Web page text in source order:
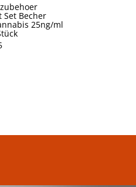
Set Becher
25ng/ml
P
r